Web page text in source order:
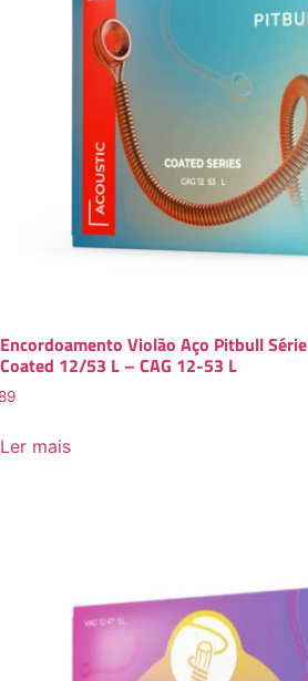
Encordoamento Violão Aço Pitbull Série
Coated 12/53 L – CAG 12-53 L
Ler mais